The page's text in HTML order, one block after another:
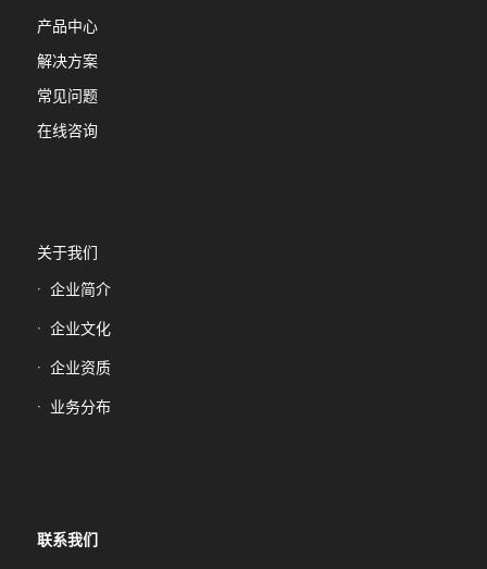
产品中心
解决方案
常见问题
在线咨询
关于我们
企业简介
企业文化
企业资质
业务分布
联系我们